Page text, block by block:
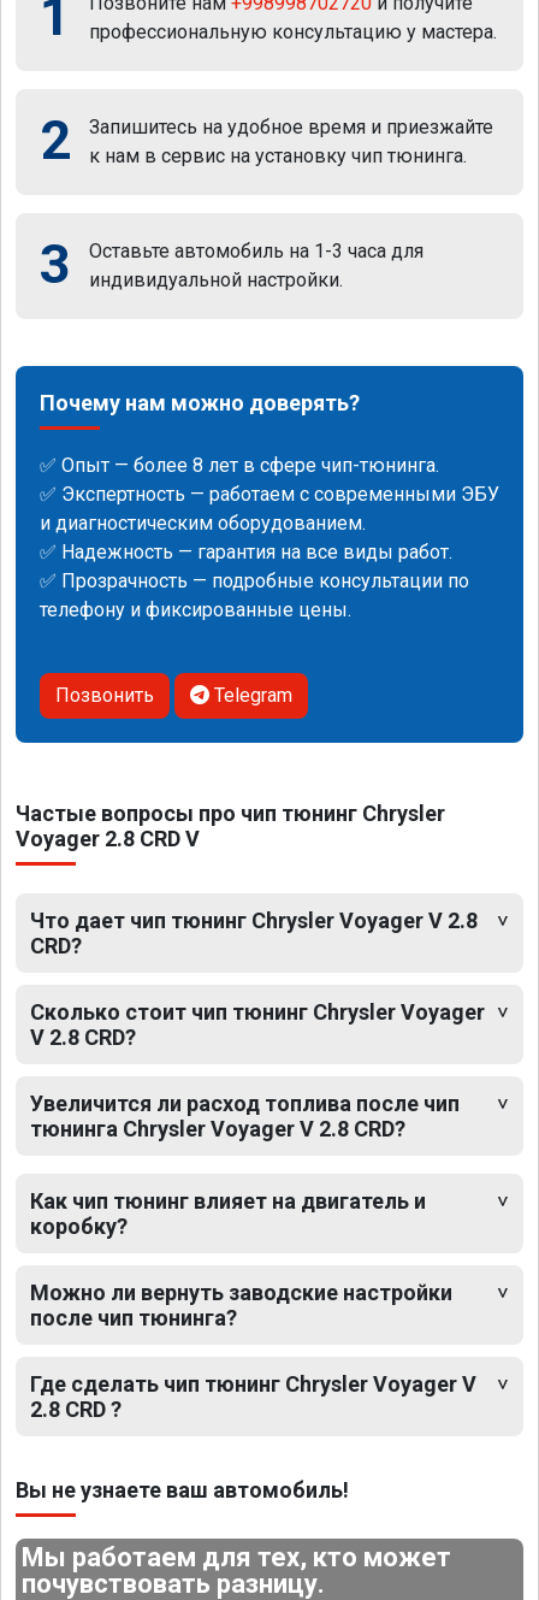
1
профессиональную консультацию у мастера.
2
Запишитесь на удобное время и приезжайте
к нам в сервис на установку чип тюнинга.
3
Оставьте автомобиль на 1-3 часа для
индивидуальной настройки.
Почему нам можно доверять?
✅ Опыт — более 8 лет в сфере чип-тюнинга.
✅ Экспертность — работаем с современными ЭБУ
и диагностическим оборудованием.
✅ Надежность — гарантия на все виды работ.
✅ Прозрачность — подробные консультации по
телефону и фиксированные цены.
Позвонить Telegram
Частые вопросы про чип тюнинг Chrysler
Voyager 2.8 CRD V
Что дает чип тюнинг Chrysler Voyager V 2.8
CRD?
Сколько стоит чип тюнинг Chrysler Voyager
V 2.8 CRD?
Увеличится ли расход топлива после чип
тюнинга Chrysler Voyager V 2.8 CRD?
Как чип тюнинг влияет на двигатель и
коробку?
Можно ли вернуть заводские настройки
после чип тюнинга?
Где сделать чип тюнинг Chrysler Voyager V
2.8 CRD ?
Вы не узнаете ваш автомобиль!
Мы работаем для тех, кто может
почувствовать разницу.